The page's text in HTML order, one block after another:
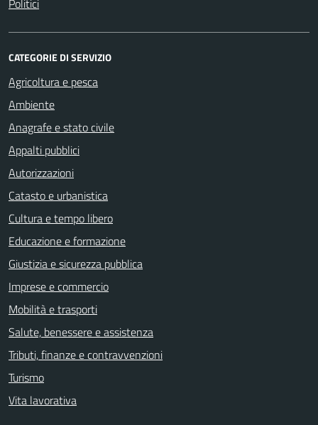
CATEGORIE DI SERVIZIO
Agricoltura e pesca
Ambiente
Anagrafe e stato civile
Appalti pubblici
Autorizzazioni
Catasto e urbanistica
Cultura e tempo libero
Educazione e formazione
Giustizia e sicurezza pubblica
Imprese e commercio
Mobilità e trasporti
Salute, benessere e assistenza
Tributi, finanze e contravvenzioni
Turismo
Vita lavorativa